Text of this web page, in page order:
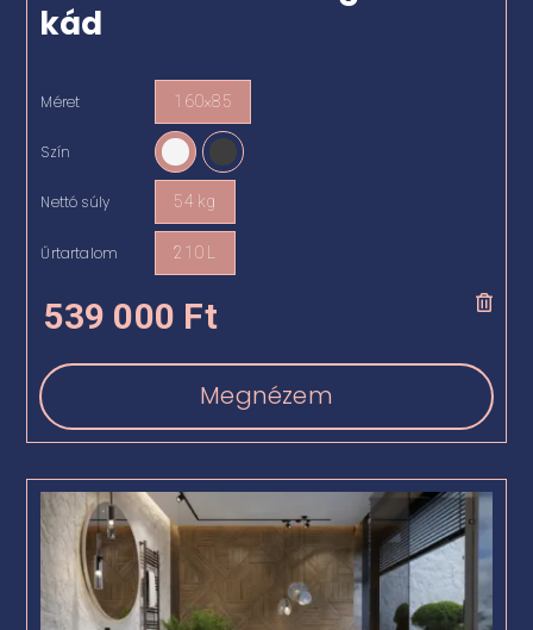
kád
Méret 160×85
Szín
Nettó súly 54 kg
Űrtartalom 210 L
539 000 Ft
Megnézem